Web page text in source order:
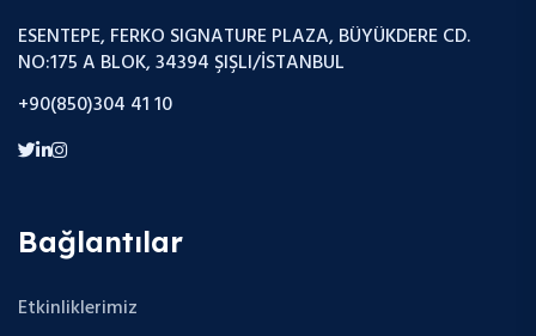
ESENTEPE, FERKO SIGNATURE PLAZA, BÜYÜKDERE CD.
NO:175 A BLOK, 34394 ŞIŞLI/İSTANBUL
+90(850)304 41 10
Bağlantılar
Etkinliklerimiz